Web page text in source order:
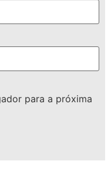
para a próxima